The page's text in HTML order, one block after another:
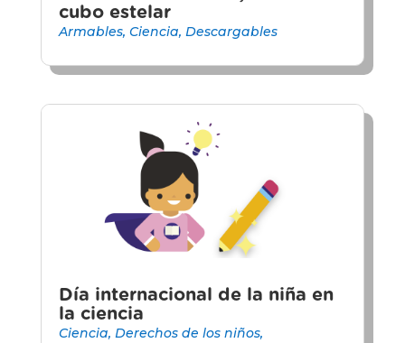
cubo estelar
Armables, Ciencia, Descargables
Día internacional de la niña en
la ciencia
Ciencia, Derechos de los niños,